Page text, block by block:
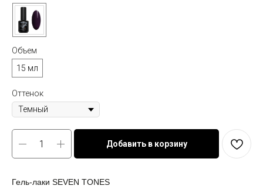
Объем
15 мл
Оттенок
Добавить в корзину
Гель-лаки SEVEN TONES